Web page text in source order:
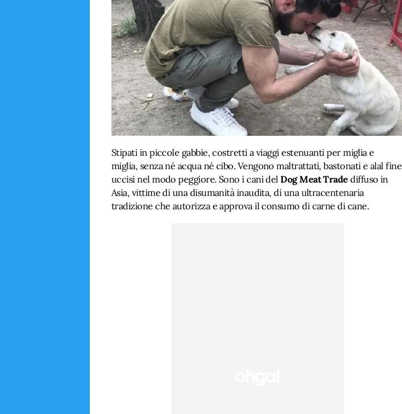
Stipati in piccole gabbie, costretti a viaggi estenuanti per miglia e
miglia, senza né acqua né cibo. Vengono maltrattati, bastonati e alal fine
uccisi nel modo peggiore. Sono i cani delDog Meat Trade diffuso in
Asia, vittime di una disumanità inaudita, di una ultracentenaria
tradizione che autorizza e approva il consumo di carne di cane.